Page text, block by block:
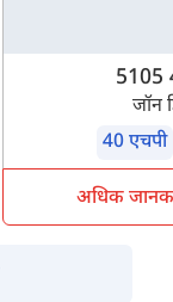
5105
जॉन
40 एचपी
अधिक